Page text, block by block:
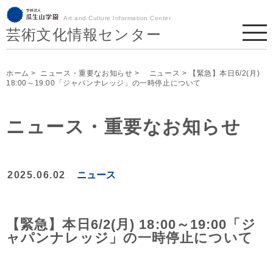
芸術文化情報センター
Art and Culture Information Center
ホーム > ニュース・重要なお知らせ > ニュース > 【緊急】本日6/2(月)
18:00～19:00「ジャパンナレッジ」の一時停止について
ニュース・重要なお知らせ
2025.06.02 ニュース
【緊急】本日6/2(月) 18:00～19:00「ジ
ャパンナレッジ」の一時停止について